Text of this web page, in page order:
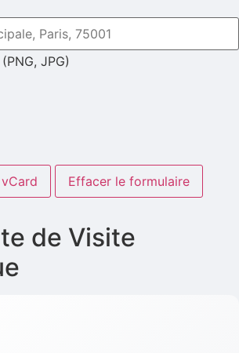
JPG)
Effacer le formulaire
de Visite